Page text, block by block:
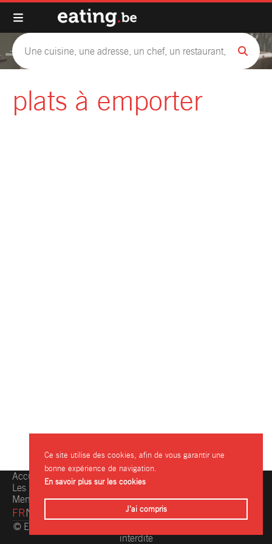
plats à emporter
Accueil
Les restaurants
Mentions légales
Une question, une info ?
Contactez-nous
FRNL
© Eating.be 2004-2026 - Toute reproduction même partielle
interdite
Ce site utilise des cookies, afin de vous garantir une
bonne expérience de navigation.
En savoir plus sur les cookies
J'ai compris